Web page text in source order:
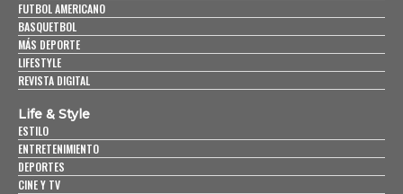
FUTBOL AMERICANO
BASQUETBOL
MÁS DEPORTE
LIFESTYLE
REVISTA DIGITAL
Life & Style
ESTILO
ENTRETENIMIENTO
DEPORTES
CINE Y TV